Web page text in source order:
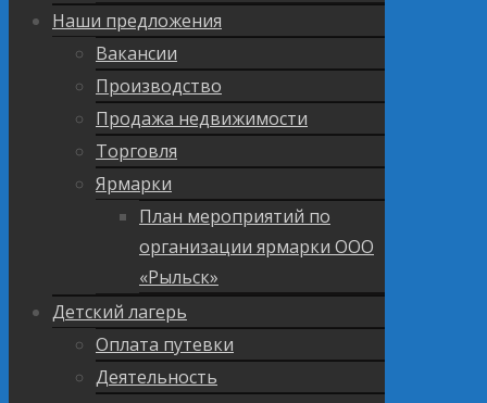
Наши предложения
Вакансии
Производство
Продажа недвижимости
Торговля
Ярмарки
План мероприятий по
организации ярмарки ООО
«Рыльск»
Детский лагерь
Оплата путевки
Деятельность